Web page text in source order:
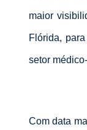
maior
Flórida,
setor
Com data